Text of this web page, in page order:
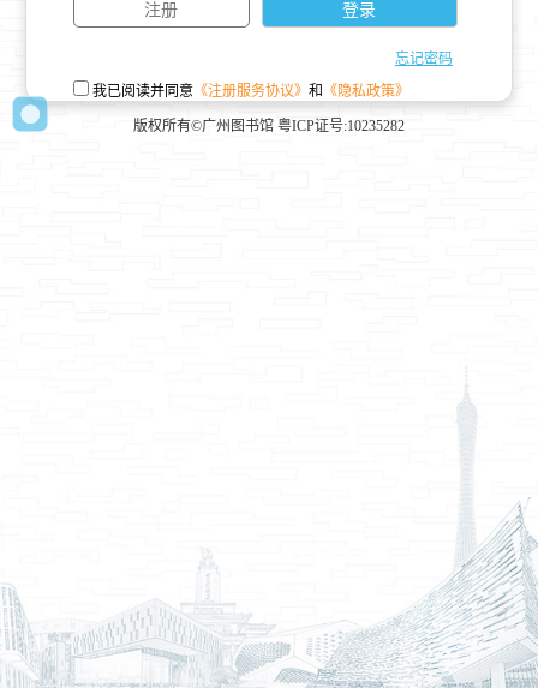
忘记密码
我已阅读并同意《注册服务协议》 和 《隐私政策》
版权所有©广州图书馆 粤ICP证号:10235282